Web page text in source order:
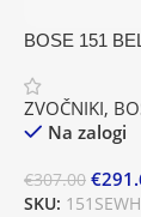
BOSE 151
ZVOČNIKI,
Na zalogi
€307.00 €
SKU: